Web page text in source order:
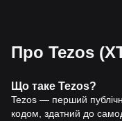
Про Tezos
Що таке Tezos?
Tezos — перший
кодом, здатний до